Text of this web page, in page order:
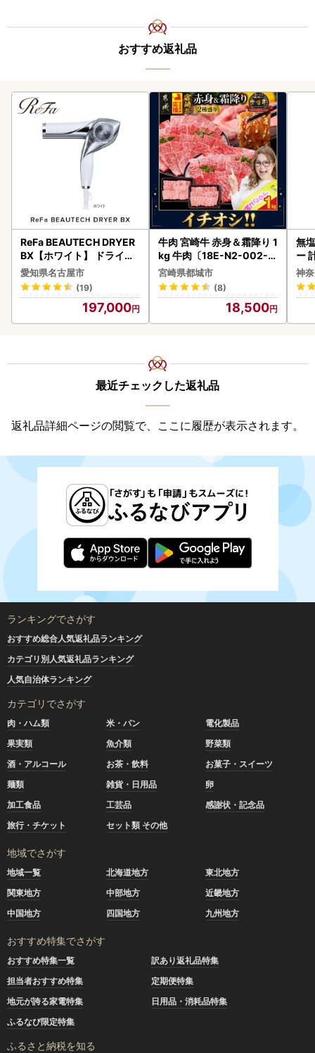
おすすめ返礼品
ReFa BEAUTECH DRYER
BX【ホワイト】 ドライヤ
ー 美容 家電 ドライヤー リ
ファ
愛知県名古屋市
(19)
197,000
牛肉 宮崎牛 赤身＆霜降り 1
kg 牛肉〔18E-N2-002-1
kg-S4A6-CF〕
宮崎県都城市
(8)
18,500
無
ー
】
神
最近チェックした返礼品
返礼品詳細ページの閲覧で、ここに履歴が表示されます。
ランキングでさがす
おすすめ総合人気返礼品ランキング
カテゴリ別人気返礼品ランキング
人気自治体ランキング
カテゴリでさがす
肉・ハム類 米・パン
電化製品
果実類
魚介類
野菜類
酒・アルコール
お茶・飲料
お菓子・スイーツ
麺類
雑貨・日用品
卵
加工食品
工芸品
感謝状・記念品
旅行・チケット
セット類 その他
地域でさがす
地域一覧 北海道地方
東北地方
関東地方
中部地方
近畿地方
中国地方
四国地方 九州地方
おすすめ特集でさがす
おすすめ特集一覧
訳あり返礼品特集
担当者おすすめ特集
定期便特集
地元が誇る家電特集
日用品・消耗品特集
ふるなび限定特集
ふるさと納税を知る